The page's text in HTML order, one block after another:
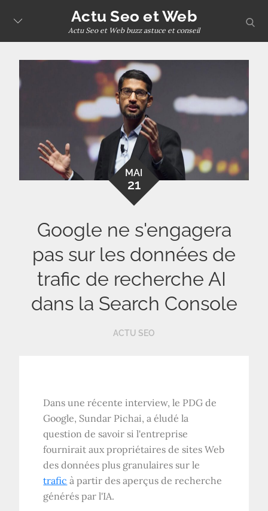
content
Actu Seo et Web
Actu Seo et Web buzz astuce et conseil
MAI
21
Google ne s'engagera
pas sur les données de
trafic de recherche AI ​​
dans la Search Console
ACTU SEO
Dans une récente interview, le PDG de
Google, Sundar Pichai, a éludé la
question de savoir si l'entreprise
fournirait aux propriétaires de sites Web
des données plus granulaires sur le
trafic à partir des aperçus de recherche
générés par l'IA.